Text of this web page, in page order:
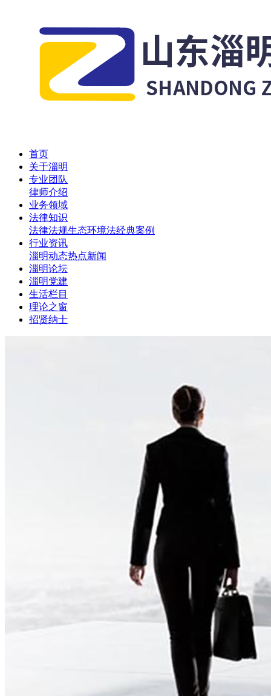
首页
关于淄明
专业团队
律师介绍
业务领域
法律知识
法律法规生态环境法经典案例
行业资讯
淄明动态热点新闻
淄明论坛
淄明党建
生活栏目
理论之窗
招贤纳士